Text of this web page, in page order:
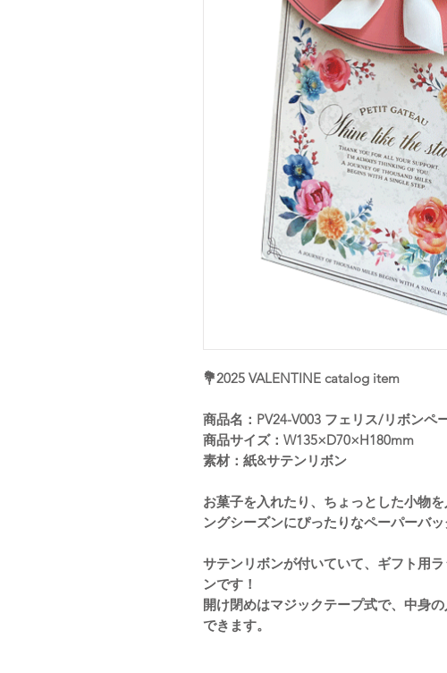
💐2025 VALENTINE catalog item
商品名：PV24-V003 フェリス/リボンペ
商品サイズ：W135×D70×H180mm
素材：紙&サテンリボン
お菓子を入れたり、ちょっとした小物
ングシーズンにぴったりなペーパーバッ
サテンリボンが付いていて、ギフト用
ンです！
開け閉めはマジックテープ式で、中身
できます。